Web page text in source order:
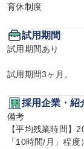
育休制度
試用期間
試用期間あり
試用期間3ヶ月。
採用企業・紹
備考
【平均残業時間】
「10時間/月」程度）